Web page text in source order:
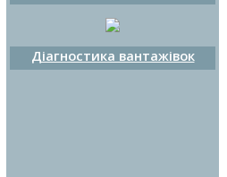
Діагностика вантажівок